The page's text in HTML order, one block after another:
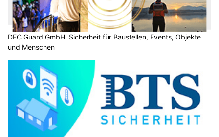
DFC Guard GmbH: Sicherheit für Baustellen, Events, Objekte
und Menschen